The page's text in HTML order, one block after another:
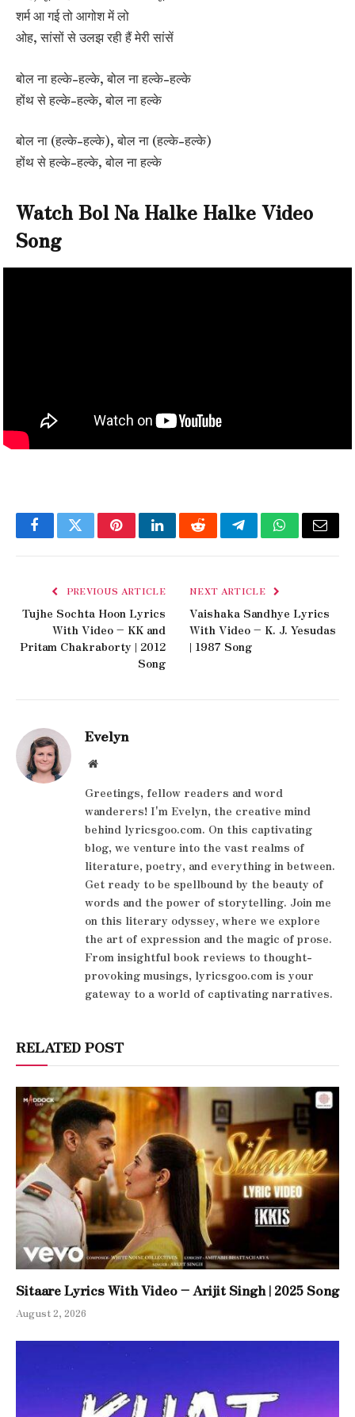
शर्म आ गई तो आगोश में लो
ओह, सांसों से उलझ रही हैं मेरी सांसें
बोल ना हल्के-हल्के, बोल ना हल्के-हल्के
होंथ से हल्के-हल्के, बोल ना हल्के
बोल ना (हल्के-हल्के), बोल ना (हल्के-हल्के)
होंथ से हल्के-हल्के, बोल ना हल्के
Watch Bol Na Halke Halke Video
Song
FacebookTwitterPinterestLinkedInRedditTelegramWhatsApp
Email
PREVIOUS ARTICLE
Tujhe Sochta Hoon Lyrics
With Video – KK and
Pritam Chakraborty | 2012
Song
NEXT ARTICLE
Vaishaka Sandhye Lyrics
With Video – K. J. Yesudas
| 1987 Song
Evelyn
Website
Greetings, fellow readers and word
wanderers! I'm Evelyn, the creative mind
behind lyricsgoo.com. On this captivating
blog, we venture into the vast realms of
literature, poetry, and everything in between.
Get ready to be spellbound by the beauty of
words and the power of storytelling. Join me
on this literary odyssey, where we explore
the art of expression and the magic of prose.
From insightful book reviews to thought-
provoking musings, lyricsgoo.com is your
gateway to a world of captivating narratives.
RELATED POST
Sitaare Lyrics With Video – Arijit Singh | 2025 Song
August 2, 2026